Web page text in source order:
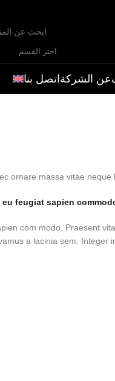
اختر القسم
عن الشركةاتصل بنا
feugiat sapien
com modo. Praesent
a lacinia sem. Integer